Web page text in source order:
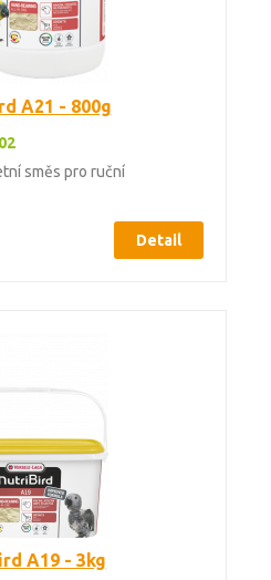
A21 - 800g
směs pro ruční
Detail
A19 - 3kg